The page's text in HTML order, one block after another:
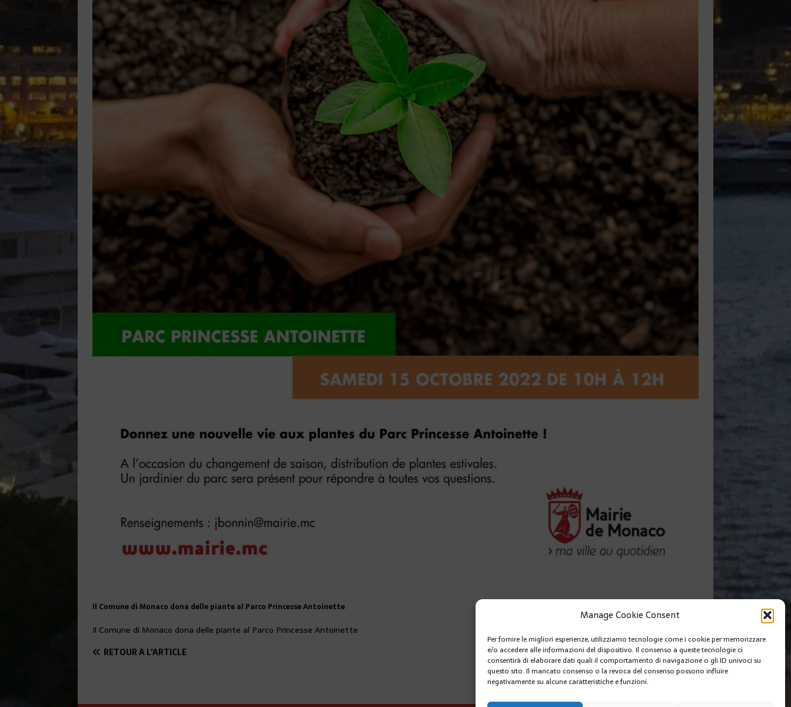
Manage Cookie Consent
Per fornire le migliori esperienze, utilizziamo tecnologie come i cookie per memorizzare
e/o accedere alle informazioni del dispositivo. Il consenso a queste tecnologie ci
consentirà di elaborare dati quali il comportamento di navigazione o gli ID univoci su
questo sito. Il mancato consenso o la revoca del consenso possono influire
negativamente su alcune caratteristiche e funzioni.
Il Comune di Monaco dona delle piante al Parco Princesse Antoinette
Il Comune di Monaco dona delle piante al Parco Princesse Antoinette
RETOUR À L'ARTICLE